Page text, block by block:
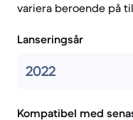
variera beroende på
Lanseringsår
2022
Kompatibel med